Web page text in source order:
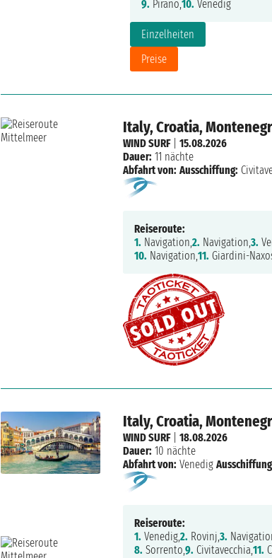
Einzelheiten
Preise
9. Pirano,10. Venedig
Italy, Croatia,
WIND SURF|15.08.2026
Dauer: 11 nächte
Abfahrt von: Ausschiffung:
Reiseroute:
1. Navigation,2. Navigation,3.
10. Navigation,11. Giardini-
Italy, Croatia,
WIND SURF|18.08.2026
Dauer: 10 nächte
Abfahrt von: Venedig
Reiseroute:
1. Venedig,2. Rovinj,3.
8. Sorrento,9. Civitavecchia,11.